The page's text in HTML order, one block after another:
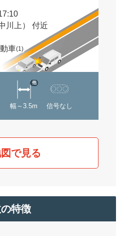
川上） 付近
車(1)
幅～3.5m
他
信号なし
で見る
特徴